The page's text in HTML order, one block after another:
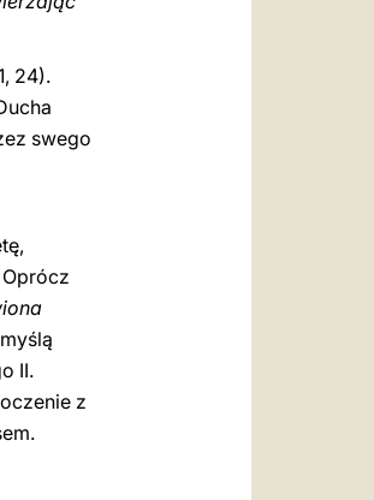
24).
swego
Oprócz
II.
z